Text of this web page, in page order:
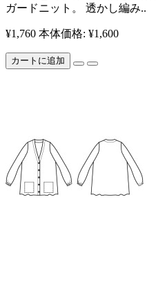
ガードニット。 透かし編み..
¥1,760 本体価格: ¥1,600
カートに追加